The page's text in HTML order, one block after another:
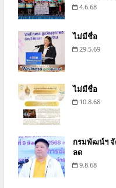
4.6.68
ไม่มีชื่อ
29.5.69
ไม่มีชื่อ
10.8.68
กรมพัฒน์ฯ จั
ลด
9.8.68